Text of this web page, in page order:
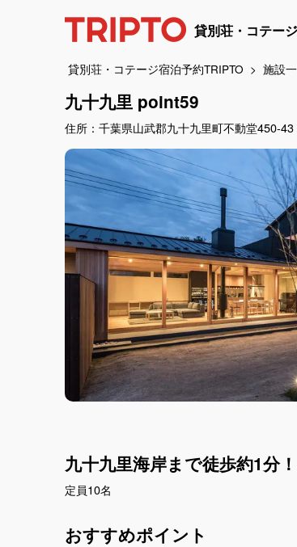
貸別荘・コテー
貸別荘・コテージ宿泊予約TRIPTO 施設
九十九里 point59
住所：千葉県山武郡九十九里町不動堂450-43
九十九里海岸まで徒歩約1分
定員10名
おすすめポイント